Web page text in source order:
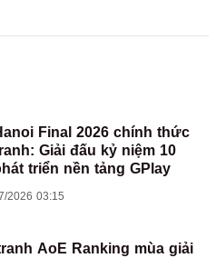
Final 2026 chính thức
Giải đấu kỷ niệm 10
triển nền tảng GPlay
2026 03:15
AoE Ranking mùa giải